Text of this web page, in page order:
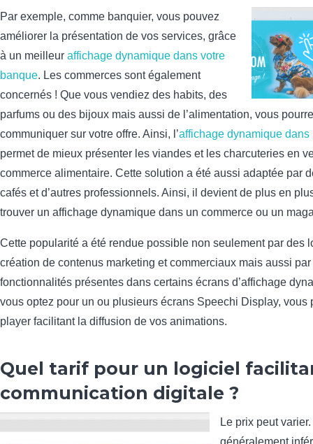
Par exemple, comme banquier, vous pouvez
améliorer la présentation de vos services, grâce
à un meilleur affichage dynamique dans votre
banque. Les commerces sont également
concernés ! Que vous vendiez des habits, des
parfums ou des bijoux mais aussi de l’alimentation, vous
communiquer sur votre offre. Ainsi, l’affichage dynamique
permet de mieux présenter les viandes et les charcuteries en
commerce alimentaire. Cette solution a été aussi adaptée par
cafés et d’autres professionnels. Ainsi, il devient de plus en
trouver un affichage dynamique dans un commerce ou un
Cette popularité a été rendue possible non seulement par des
création de contenus marketing et commerciaux mais aussi
fonctionnalités présentes dans certains écrans d’affichage
vous optez pour un ou plusieurs écrans Speechi Display, vous
player facilitant la diffusion de vos animations.
Quel tarif pour un logiciel
communication digitale ?
Le prix peut
généralement